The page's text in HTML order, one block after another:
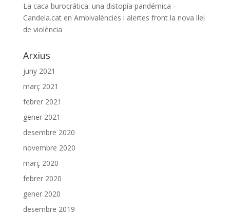
La caca burocrática: una distopía pandémica -
Candela.caten Ambivalències i alertes front la nova llei
de violència
Arxius
juny 2021
març 2021
febrer 2021
gener 2021
desembre 2020
novembre 2020
març 2020
febrer 2020
gener 2020
desembre 2019